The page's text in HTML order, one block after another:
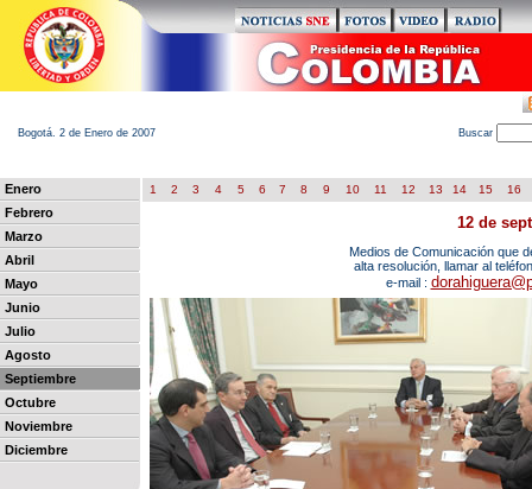
Bogotá. 2 de Enero de 2007 Buscar
Enero
Febrero
Marzo
Abril
Mayo
Junio
Julio
Agosto
Septiembre
Octubre
Noviembre
Diciembre
1 2 3 4 5 6 7 8 9 10 11 12 13 14 15 16
12 de
Medios de Comunicación que
alta resolución, llamar al
e-mail :